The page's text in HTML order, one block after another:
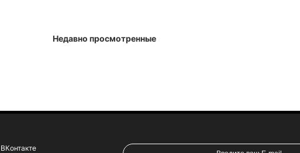
Недавно просмотренные
ВКонтакте